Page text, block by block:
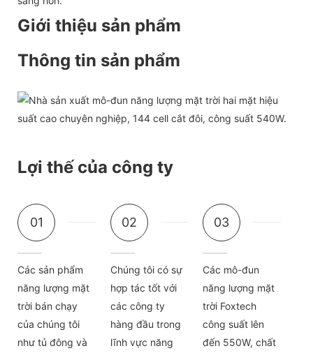
Giới thiệu sản phẩm
Thông tin sản phẩm
Lợi thế của công ty
01
Các sản phẩm
năng lượng mặt
trời bán chạy
của chúng tôi
như tủ đông và
02
Chúng tôi có sự
hợp tác tốt với
các công ty
hàng đầu trong
lĩnh vực năng
03
Các mô-đun
năng lượng mặt
trời Foxtech
công suất lên
đến 550W, chất